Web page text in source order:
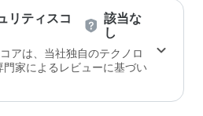
リティスコ
該当な
し
アは、当社独自のテクノロ
家によるレビューに基づい